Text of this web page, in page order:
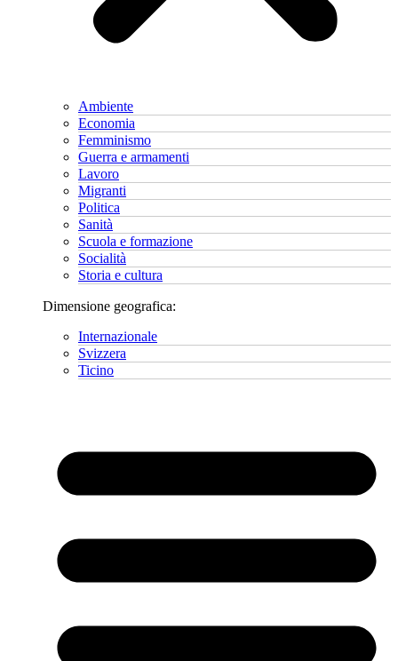
Ambiente
Economia
Femminismo
Guerra e armamenti
Lavoro
Migranti
Politica
Sanità
Scuola e formazione
Socialità
Storia e cultura
Dimensione geografica:
Internazionale
Svizzera
Ticino